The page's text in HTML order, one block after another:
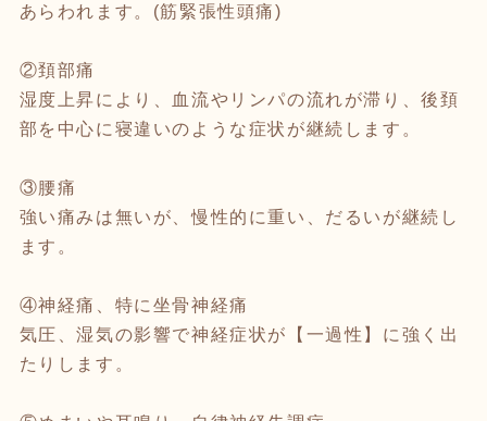
あらわれます。(筋緊張性頭痛)
②頚部痛
湿度上昇により、血流やリンパの流れが滞り、後頚
部を中心に寝違いのような症状が継続します。
③腰痛
強い痛みは無いが、慢性的に重い、だるいが継続し
ます。
④神経痛、特に坐骨神経痛
気圧、湿気の影響で神経症状が【一過性】に強く出
たりします。